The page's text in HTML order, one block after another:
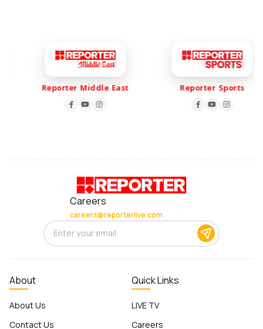
Reporter Middle East Reporter Sports
Careers
careers@reporterlive.com
About
About Us
Contact Us
Quick Links
LIVE TV
Careers